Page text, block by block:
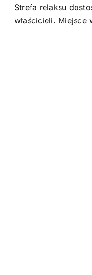
Strefa relaksu
właścicieli. Miejsce